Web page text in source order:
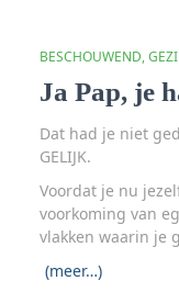
BESCHOUWEND
Ja Pap, je
Dat had je niet
GELIJK.
Voordat je nu
voorkoming van
vlakken waarin je
(meer…)